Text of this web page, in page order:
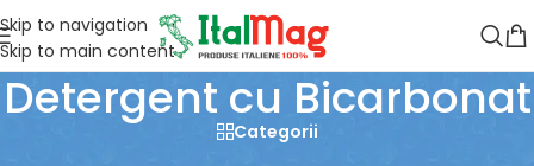
Skip to navigation
Skip to main content
Detergent cu Bicarbonat
Categorii